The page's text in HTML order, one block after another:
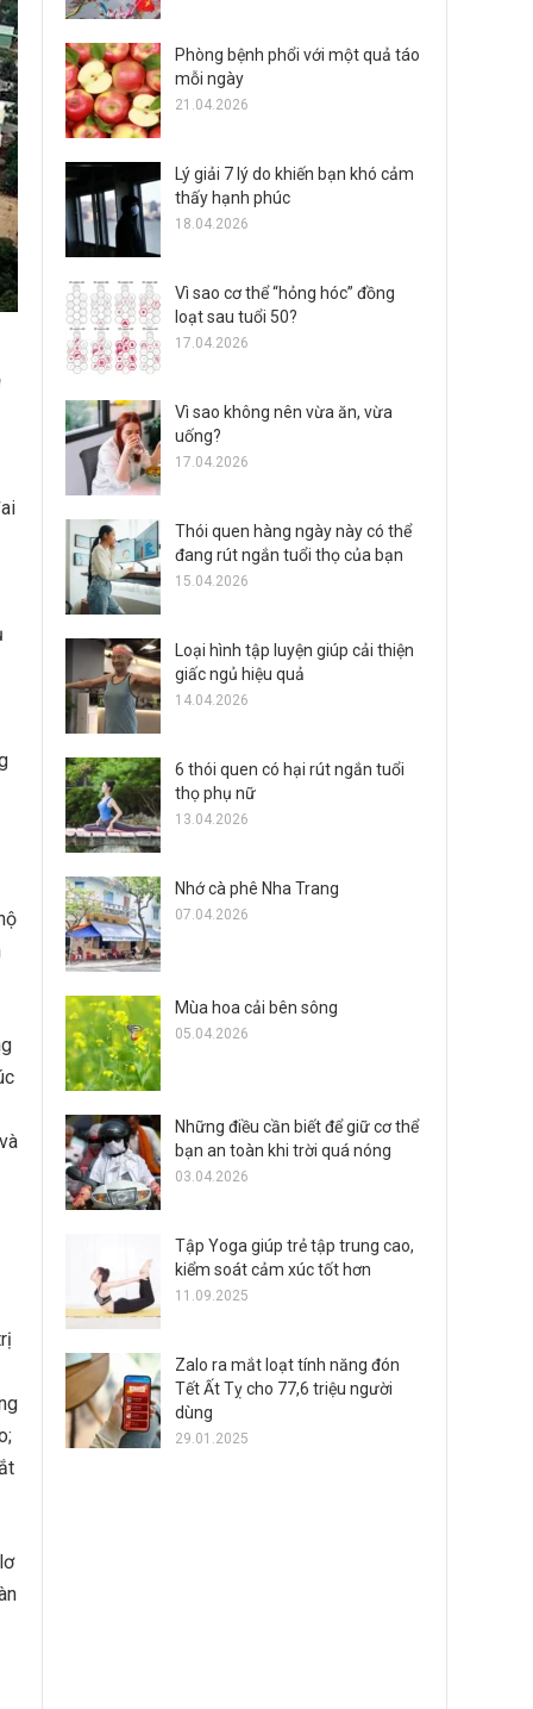
Phòng bệnh phổi với một quả táo
mỗi ngày
21.04.2026
Lý giải 7 lý do khiến bạn khó cảm
thấy hạnh phúc
18.04.2026
Vì sao cơ thể “hỏng hóc” đồng
loạt sau tuổi 50?
17.04.2026
Vì sao không nên vừa ăn, vừa
uống?
17.04.2026
Thói quen hàng ngày này có thể
đang rút ngắn tuổi thọ của bạn
15.04.2026
Loại hình tập luyện giúp cải thiện
giấc ngủ hiệu quả
14.04.2026
6 thói quen có hại rút ngắn tuổi
thọ phụ nữ
13.04.2026
Nhớ cà phê Nha Trang
07.04.2026
Mùa hoa cải bên sông
05.04.2026
Những điều cần biết để giữ cơ thể
bạn an toàn khi trời quá nóng
03.04.2026
Tập Yoga giúp trẻ tập trung cao,
kiểm soát cảm xúc tốt hơn
11.09.2025
Zalo ra mắt loạt tính năng đón
Tết Ất Tỵ cho 77,6 triệu người
dùng
29.01.2025